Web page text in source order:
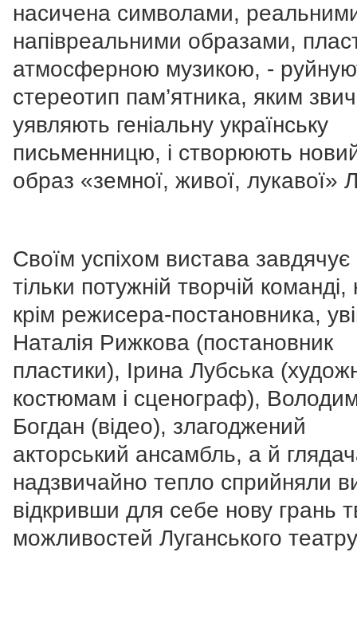
насичена символами,
напівреальними образами,
атмосферною музикою, -
стереотип пам’ятника, яким
уявляють геніальну українську
письменницю, і створюють
образ «земної, живої, лукавої»
Своїм успіхом вистава завдячує
тільки потужній творчій команді,
крім режисера-постановника,
Наталія Рижкова (постановник
пластики), Ірина Лубська
костюмам і сценограф),
Богдан (відео), злагоджений
акторський ансамбль, а й
надзвичайно тепло сприйняли
відкривши для себе нову грань
можливостей Луганського